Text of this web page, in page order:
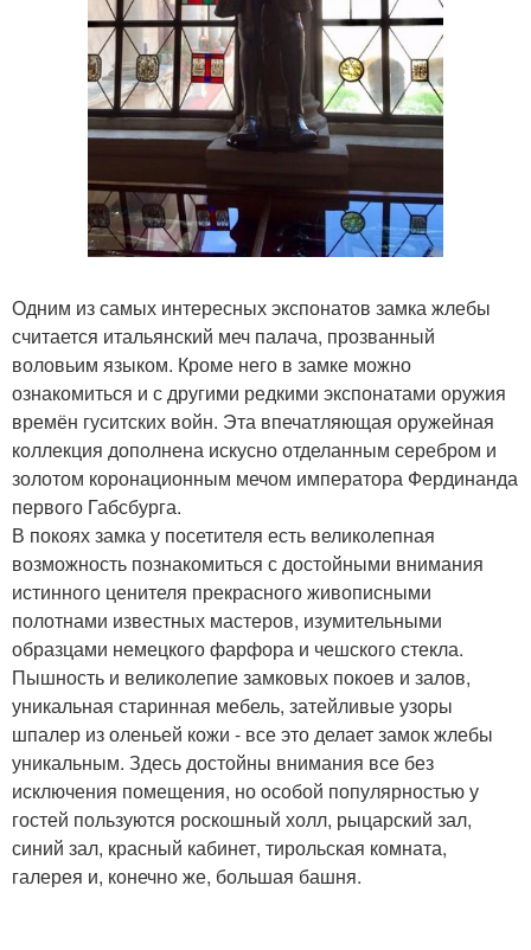
Одним из самых интересных экспонатов замка жлебы
считается итальянский меч палача, прозванный
воловьим языком. Кроме него в замке можно
ознакомиться и с другими редкими экспонатами оружия
времён гуситских войн. Эта впечатляющая оружейная
коллекция дополнена искусно отделанным серебром и
золотом коронационным мечом императора Фердинанда
первого Габсбурга.
В покоях замка у посетителя есть великолепная
возможность познакомиться с достойными внимания
истинного ценителя прекрасного живописными
полотнами известных мастеров, изумительными
образцами немецкого фарфора и чешского стекла.
Пышность и великолепие замковых покоев и залов,
уникальная старинная мебель, затейливые узоры
шпалер из оленьей кожи - все это делает замок жлебы
уникальным. Здесь достойны внимания все без
исключения помещения, но особой популярностью у
гостей пользуются роскошный холл, рыцарский зал,
синий зал, красный кабинет, тирольская комната,
галерея и, конечно же, большая башня.